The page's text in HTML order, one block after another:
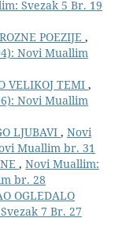
Svezak 5 Br. 19
POEZIJE ,
Novi Muallim
VELIKOJ TEMI ,
Novi Muallim
LJUBAVI , Novi
Muallim br. 31
, Novi Muallim:
br. 28
OGLEDALO
7 Br. 27